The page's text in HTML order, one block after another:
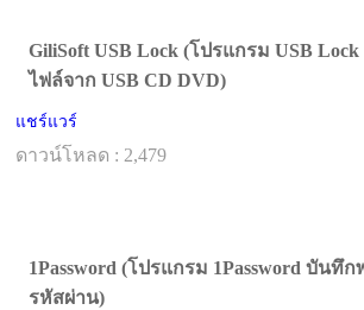
GiliSoft USB Lock (โปรแกรม USB
ไฟล์จาก USB CD DVD)
แชร์แวร์
ดาวน์โหลด : 2,479
1Password (โปรแกรม 1Password บันทึ
รหัสผ่าน)